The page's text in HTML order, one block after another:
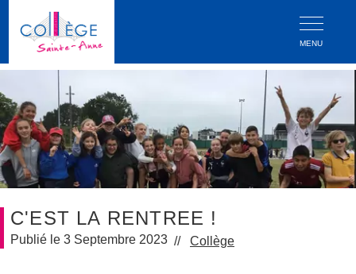
MENU
C'EST LA RENTREE !
3 Septembre 2023 Collège